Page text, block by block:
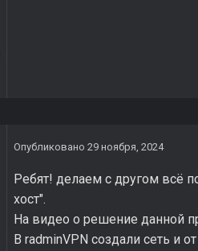
Опубликовано 29 ноября, 2024
Ребят! делаем с другом всё
хост".
На видео о решение данной
В radminVPN создали сеть и